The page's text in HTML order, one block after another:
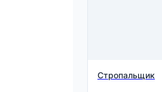
Стропальщик